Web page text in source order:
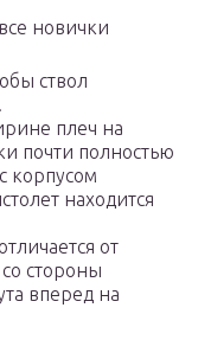
новички
ствол
плеч на
почти полностью
корпусом
находится
от
стороны
вперед на